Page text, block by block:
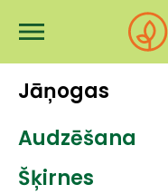
Jāņogas
Audzēšana
Šķirnes